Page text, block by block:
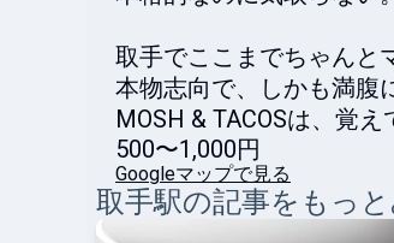
取手でここまでちゃんと
本物志向で、しかも満腹
MOSH & TACOSは、覚え
500〜1,000円
Googleマップで見る
取手駅の記事をもっ